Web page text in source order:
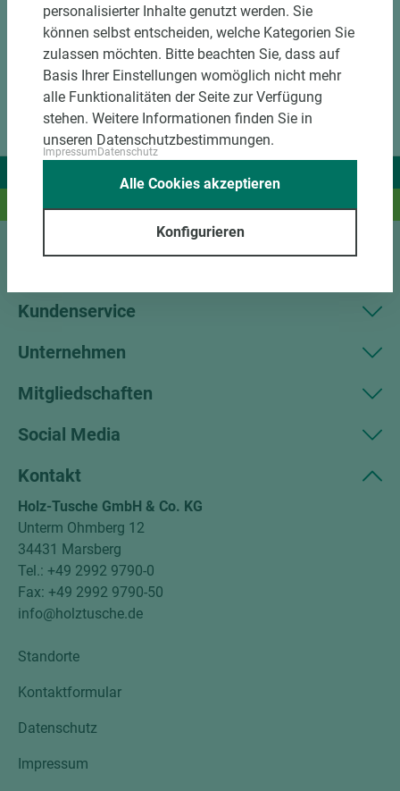
Und das passende Holz dazu.
Kundenservice
Unternehmen
Mitgliedschaften
Social Media
Kontakt
Holz-Tusche GmbH & Co. KG
Unterm Ohmberg 12
34431 Marsberg
Tel.: +49 2992 9790-0
Fax: +49 2992 9790-50
info@holztusche.de
Standorte
Kontaktformular
Datenschutz
Impressum
personalisierter Inhalte genutzt werden. Sie
können selbst entscheiden, welche Kategorien Sie
zulassen möchten. Bitte beachten Sie, dass auf
Basis Ihrer Einstellungen womöglich nicht mehr
alle Funktionalitäten der Seite zur Verfügung
stehen. Weitere Informationen finden Sie in
unseren Datenschutzbestimmungen.
ImpressumDatenschutz
Konfigurieren
Alle Cookies akzeptieren